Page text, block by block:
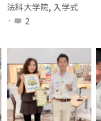
法科大学院, 入学式
·
2